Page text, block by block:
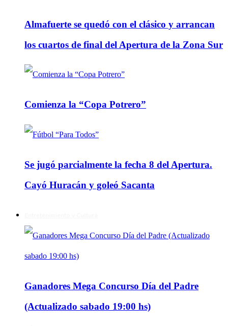
Almafuerte se quedó con el clásico y arrancan
los cuartos de final del Apertura de la Zona Sur
Comienza la “Copa Potrero”
Se jugó parcialmente la fecha 8 del Apertura.
Cayó Huracán y goleó Sacanta
Ganadores Mega Concurso Día del Padre
(Actualizado sabado 19:00 hs)